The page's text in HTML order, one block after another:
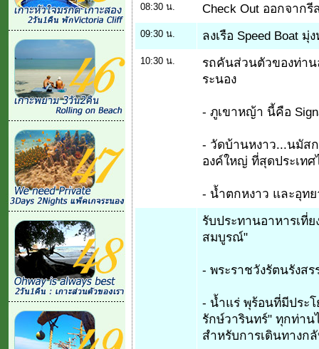
08:30 น. Check Out ออกจาก
09:30 น. ลงเรือ Speed Boat มุ่
10:30 น.
รถคันส่วนตัวของท่าน
ระนอง
- ภูเขาหญ้า นี้คือ
- วัดบ้านหงาว...นมัส
องค์ใหญ่ ที่สุดประเทศ
- น้ำตกหงาว และอุท
รับประทานอาหารเที่ย
สมบูรณ์"
- พระราชวังรัตนรังสร
- น้ำแร่ พุร้อนที่มีประ
รักษ์วารินทร์" ทุกท่าน
สำหรับการเดินทางก